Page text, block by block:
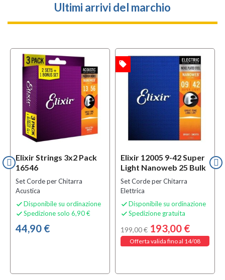
Ultimi arrivi del marchio
Elixir Strings 3x2 Pack
16546
Set Corde per Chitarra
Acustica
 Disponibile su ordinazione
 Spedizione solo 6,90 €
44,90 €
Elixir 12005 9-42 Super
Light Nanoweb 25 Bulk
Set Corde per Chitarra
Elettrica
 Disponibile su ordinazione
 Spedizione gratuita
199,00 € 193,00 €
Offerta valida fino al 14/08
OFFERTA local_offer